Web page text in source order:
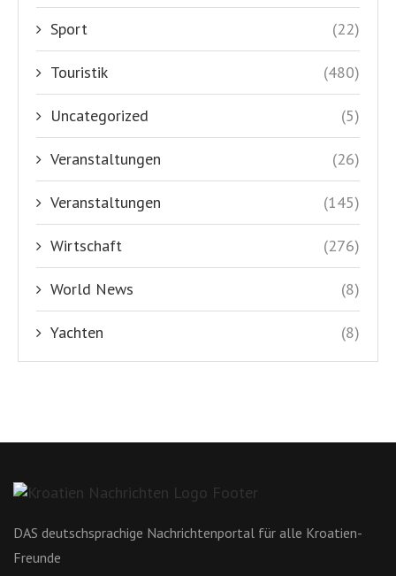
Sport (22)
Touristik (480)
Uncategorized (5)
Veranstaltungen (26)
Veranstaltungen (145)
Wirtschaft (276)
World News (8)
Yachten (8)
DAS deutschsprachige Nachrichtenportal für alle Kroatien-
Freunde